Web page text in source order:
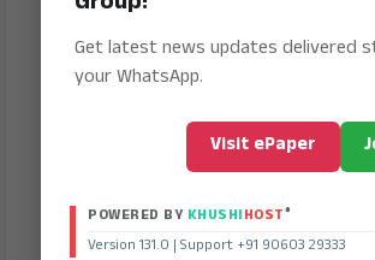
Get latest news updates delivered
your WhatsApp.
Visit ePaper
POWERED BY KHUSHIHOST®
Version 131.0 | Support +91 90603 29333